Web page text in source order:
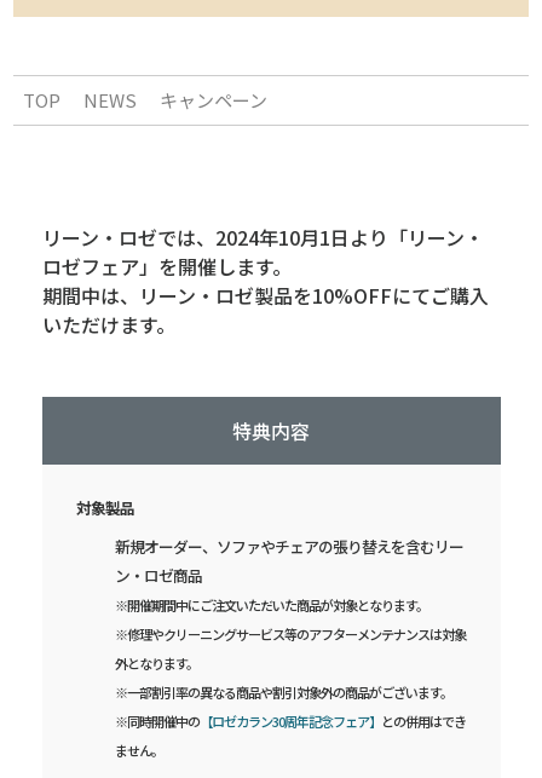
TOP NEWS キャンペーン
リーン・ロゼでは、2024年10月1日より「リーン・
ロゼフェア」を開催します。
期間中は、リーン・ロゼ製品を10%OFFにてご購入
いただけます。
特典内容
対象製品
新規オーダー、ソファやチェアの張り替えを含むリー
ン・ロゼ商品
※開催期間中にご注文いただいた商品が対象となります。
※修理やクリーニングサービス等のアフターメンテナンスは対象
外となります。
※一部割引率の異なる商品や割引対象外の商品がございます。
※同時開催中の【ロゼカラン30周年記念フェア】 との併用はでき
ません。